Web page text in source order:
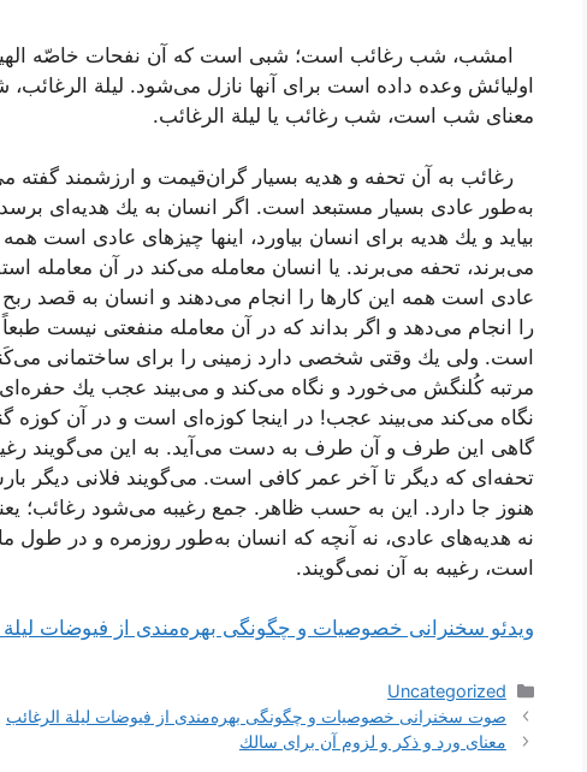
امشب، شب رغائب است؛ شبی است كه آن نفحات خاصّه
اولیائش وعده داده است برای آنها نازل می‌شود. لیلة
معنای شب است، شب رغائب یا لیلة الرغائب.
رغائب به آن تحفه و هدیه بسیار گران‌قیمت و ارزشمند
به‌طور عادی بسیار مستبعد است. اگر انسان به یك هدیه‌ای
بیاید و یك هدیه برای انسان بیاورد، اینها چیزهای عادی است
می‌برند، تحفه می‌برند. یا انسان معامله می‌كند در آن معامله
عادی است همه این كارها را انجام می‌دهند و انسان به قصد
را انجام می‌دهد و اگر بداند كه در آن معامله منفعتی نیست
است. ولی یك وقتی شخصی دارد زمینی را برای ساختمانی
مرتبه كُلنگش می‌خورد و نگاه می‌كند و می‌بیند عجب یك
نگاه می‌كند می‌بیند عجب! در اینجا كوزه‌ای است و در آن كوزه
گاهی این طرف و آن طرف به دست می‌آید. به این می‌گویند
تحفه‌ای كه دیگر تا آخر عمر كافی است. می‌گویند فلانی دیگر
هنوز جا دارد. این به حسب ظاهر. جمع رغیبه می‌شود رغائب؛
نه هدیه‌های عادی، نه آنچه كه انسان به‌طور روزمره و در طول
است، رغیبه به آن نمی‌گویند.
ویدئو سخنرانی خصوصیات و چگونگی بهره‌مندی از فیوضات لیلة
دسته‌ها
Uncategorized
ناوبری
نوشته‌ها
صوت سخنرانی خصوصیات و چگونگی بهره‌مندی از فیوضات لیلة الرغائب
معناى ورد و ذكر و لزوم آن براى سالك